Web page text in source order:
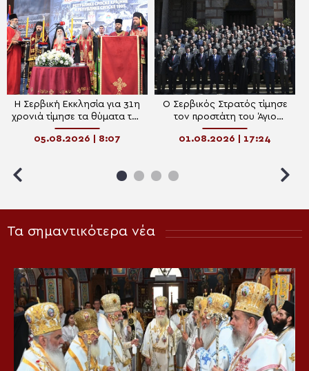
Η Σερβική Εκκλησία για 31η
χρονιά τίμησε τα θύματα της
“Καταιγίδας” – Το μήνυμα
ειρήνης, σεβασμού και
05.08.2026 | 8:07
Ο Σερβικός Στρατός τίμησε
τον προστάτη του Άγιο
Στέφανο
01.08.2026 | 17:24
Τα σημαντικότερα νέα